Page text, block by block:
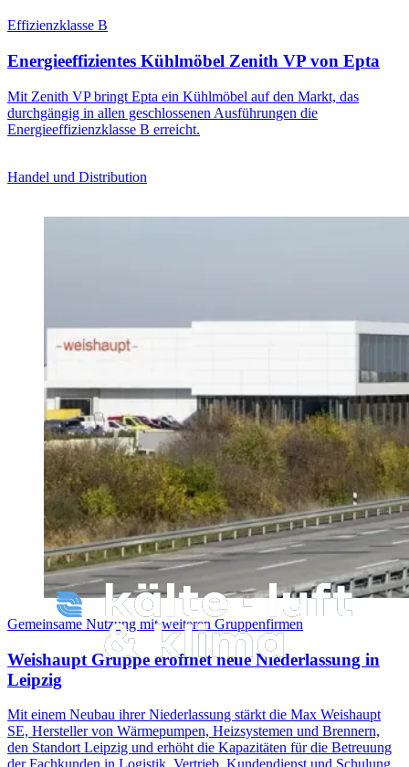
Effizienzklasse B
Energieeffizientes Kühlmöbel Zenith VP von Epta
Mit Zenith VP bringt Epta ein Kühlmöbel auf den Markt, das
durchgängig in allen geschlossenen Ausführungen die
Energieeffizienzklasse B erreicht.
Handel und Distribution
Gemeinsame Nutzung mit weiteren Gruppenfirmen
Weishaupt Gruppe eröffnet neue Niederlassung in
Leipzig
Mit einem Neubau ihrer Niederlassung stärkt die Max Weishaupt
SE, Hersteller von Wärmepumpen, Heizsystemen und Brennern,
den Standort Leipzig und erhöht die Kapazitäten für die Betreuung